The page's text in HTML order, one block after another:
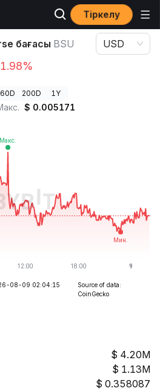
Тіркелу
Baby Shark Universe бағасы BSU
бағасы BSU USD
60D 200D 1Y
$ 0.005171
08-09 02:04:15
Source of data:
CoinGecko
4.20M
1.13M
0.358087